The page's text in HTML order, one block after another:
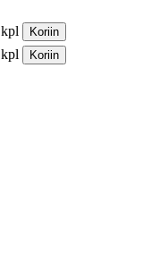
kpl Koriin
kpl Koriin